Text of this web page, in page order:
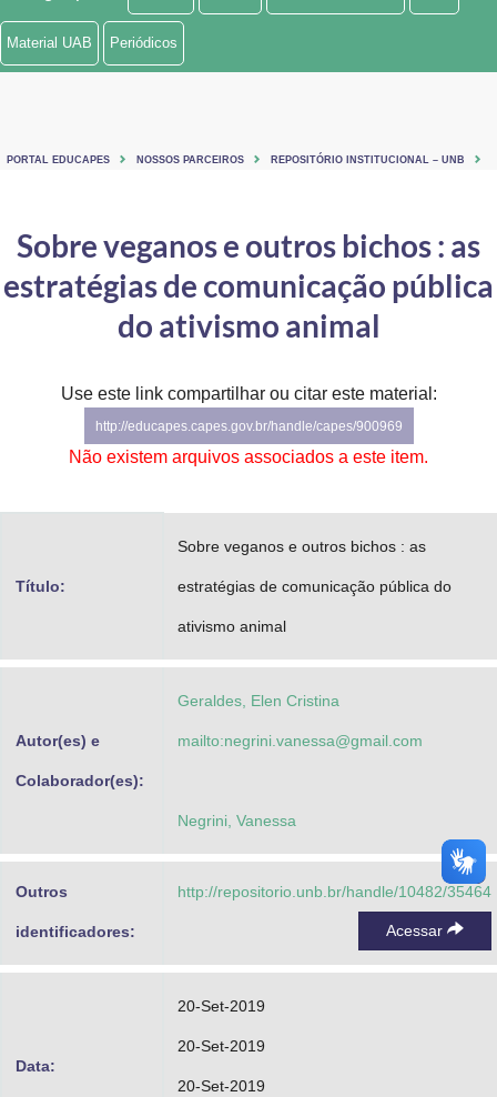
Ministério de Minas e Energia
Controladoria-Geral da União
Ministério da Mulher, da Família e dos Direitos Humanos
Secretaria de Governo
Gabinete de Segurança Institucional
Material UAB Periódicos
PORTAL EDUCAPES NOSSOS PARCEIROS REPOSITÓRIO INSTITUCIONAL – UNB
Sobre veganos e outros bichos : as
estratégias de comunicação pública
do ativismo animal
Use este link compartilhar ou citar este material:
http://educapes.capes.gov.br/handle/capes/900969
Não existem arquivos associados a este item.
Título:
Sobre veganos e outros bichos : as
estratégias de comunicação pública do
ativismo animal
Autor(es) e
Colaborador(es):
Geraldes, Elen Cristina
mailto:negrini.vanessa@gmail.com
Negrini, Vanessa
Outros
identificadores:
http://repositorio.unb.br/handle/10482/35464
Acessar
Data:
20-Set-2019
20-Set-2019
20-Set-2019